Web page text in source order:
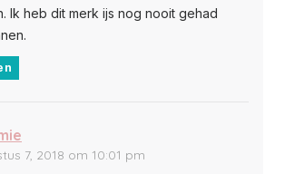
Ik heb dit merk ijs nog nooit gehad
7, 2018 om 10:01 pm